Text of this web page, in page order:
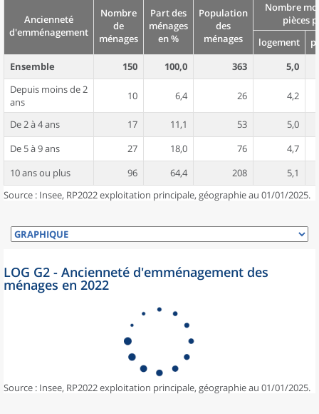
Ancienneté
d'emménagement
Nombre
de
ménages
Part des
ménages
en %
Population
des
ménages
Nombre
pièces
logement
Ensemble
150 100,0 363
5,0
Depuis moins de 2
ans
10 6,4 26 4,2
De 2 à 4 ans 17 11,1 53
5,0
De 5 à 9 ans
27 18,0 76
4,7
10 ans ou plus
96 64,4 208
5,1
Source : Insee, RP2022 exploitation principale, géographie au 01/01/2025.
LOG G2 - Ancienneté d'emménagement des
ménages en 2022
Source : Insee, RP2022 exploitation principale, géographie au 01/01/2025.